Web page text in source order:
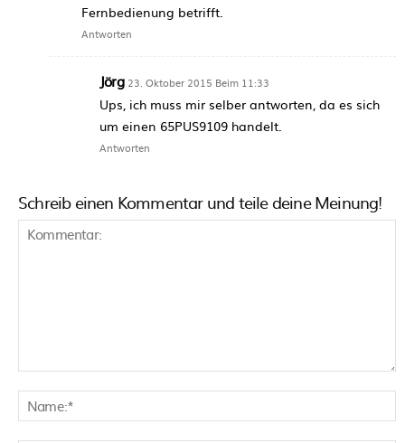
Fernbedienung betrifft.
Antworten
Jörg 23. Oktober 2015 Beim 11:33
Ups, ich muss mir selber antworten, da es sich
um einen 65PUS9109 handelt.
Antworten
Schreib einen Kommentar und teile deine Meinung!